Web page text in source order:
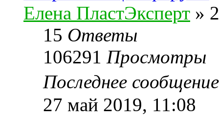
Елена ПластЭксперт »
15 Ответы
106291 Просмотры
Последнее
27 май 2019, 11:08